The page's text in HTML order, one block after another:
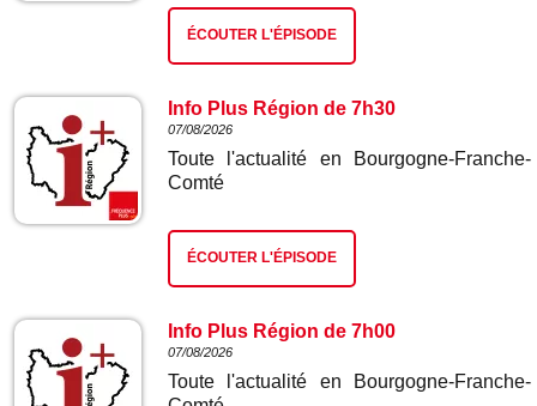
ÉCOUTER L'ÉPISODE
Info Plus Région de 7h30
07/08/2026
Toute l'actualité en Bourgogne-Franche-
Comté
ÉCOUTER L'ÉPISODE
Info Plus Région de 7h00
07/08/2026
Toute l'actualité en Bourgogne-Franche-